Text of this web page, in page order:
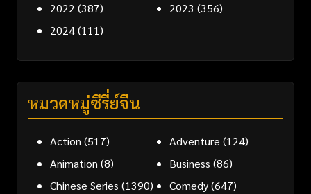
2022 (387) 2023 (356)
2024(111)
หมวดหมู่ซีรี่ย์จีน
Action (517) Adventure (124)
Animation (8) Business (86)
Chinese Series (1390) Comedy(647)